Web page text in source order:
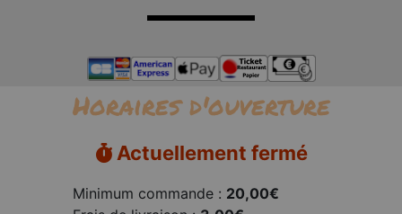
Horaires d'ouverture
Actuellement fermé
Minimum commande : 20,00€